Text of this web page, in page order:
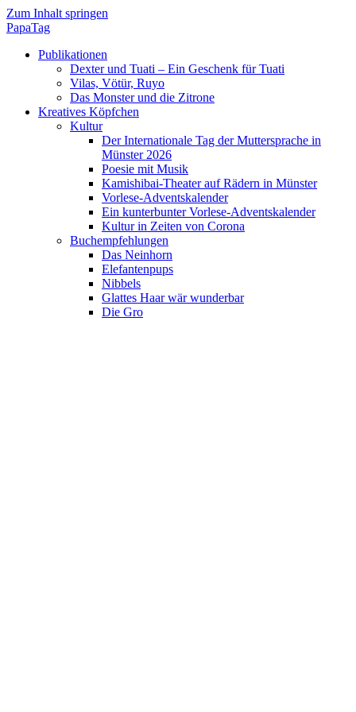
Zum Inhalt springen
PapaTag
Publikationen
Dexter und Tuati – Ein Geschenk für Tuati
Vilas, Vötür, Ruyo
Das Monster und die Zitrone
Kreatives Köpfchen
Kultur
Der Internationale Tag der Muttersprache in
Münster 2026
Poesie mit Musik
Kamishibai-Theater auf Rädern in Münster
Vorlese-Adventskalender
Ein kunterbunter Vorlese-Adventskalender
Kultur in Zeiten von Corona
Buchempfehlungen
Das Neinhorn
Elefantenpups
Nibbels
Glattes Haar wär wunderbar
Die Gro